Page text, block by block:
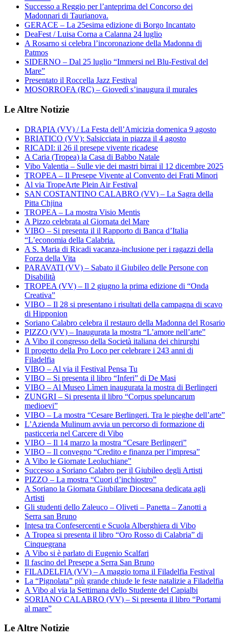
Successo a Reggio per l’anteprima del Concorso dei
Madonnari di Taurianova.
GERACE – La 25esima edizione di Borgo Incantato
DeaFest / Luisa Corna a Calanna 24 luglio
A Rosarno si celebra l’incoronazione della Madonna di
Patmos
SIDERNO – Dal 25 luglio “Immersi nel Blu-Festival del
Mare”
Presentato il Roccella Jazz Festival
MOSORROFA (RC) – Giovedì s’inaugura il murales
Le Altre Notizie
DRAPIA (VV) / La Festa dell’Amicizia domenica 9 agosto
BRIATICO (VV): Salsicciata in piazza il 4 agosto
RICADI: il 26 il presepe vivente ricadese
A Caria (Tropea) la Casa di Babbo Natale
Vibo Valentia – Sulle vie dei mastri birrai il 12 dicembre 2025
TROPEA – Il Presepe Vivente al Convento dei Frati Minori
Al via TropeArte Plein Air Festival
SAN COSTANTINO CALABRO (VV) – La Sagra della
Pitta Chjina
TROPEA – La mostra Visio Mentis
A Pizzo celebrata al Giornata del Mare
VIBO – Si presenta il il Rapporto di Banca d’Italia
“L’economia della Calabria.
A S. Maria di Ricadi vacanza-inclusione per i ragazzi della
Forza della Vita
PARAVATI (VV) – Sabato il Giubileo delle Persone con
Disabilità
TROPEA (VV) – Il 2 giugno la prima edizione di “Onda
Creativa”
VIBO – Il 28 si presentano i risultati della campagna di scavo
di Hipponion
Soriano Calabro celebra il restauro della Madonna del Rosario
PIZZO (VV) – Inaugurata la mostra “L’amore nell’arte”
A Vibo il congresso della Società italiana dei chirurghi
Il progetto della Pro Loco per celebrare i 243 anni di
Filadelfia
VIBO – Al via il Festival Pensa Tu
VIBO – Si presenta il libro “Inferi” di De Masi
VIBO – Al Museo Lìmen inaugurata la mostra di Berlingeri
ZUNGRI – Si presenta il libro “Corpus speluncarum
medioevi”
VIBO – La mostra “Cesare Berlingeri. Tra le pieghe dell’arte”
L’Azienda Mulinum avvia un percorso di formazione di
pasticceria nel Carcere di Vibo
VIBO – Il 14 marzo la mostra “Cesare Berlingeri”
VIBO – Il convegno “Credito e finanza per l’impresa”
A Vibo le Giornate Leoluchiane”
Successo a Soriano Calabro per il Giubileo degli Artisti
PIZZO – La mostra “Cuori d’inchiostro”
A Soriano la Giornata Giubilare Diocesana dedicata agli
Artisti
Gli studenti dello Zaleuco – Oliveti – Panetta – Zanotti a
Serra san Bruno
Intesa tra Confesercenti e Scuola Alberghiera di Vibo
A Tropea si presenta il libro “Oro Rosso di Calabria” di
Cinquegrana
A Vibo si è parlato di Eugenio Scalfari
Il fascino del Presepe a Serra San Bruno
FILADELFIA (VV) – A maggio torna il Filadelfia Festival
La “Pignolata” più grande chiude le feste natalizie a Filadelfia
A Vibo al via la Settimana dello Studente del Capialbi
SORIANO CALABRO (VV) – Si presenta il libro “Portami
al mare”
Le Altre Notizie